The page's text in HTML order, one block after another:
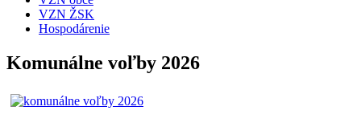
VZN ŽSK
Hospodárenie
Komunálne voľby 2026